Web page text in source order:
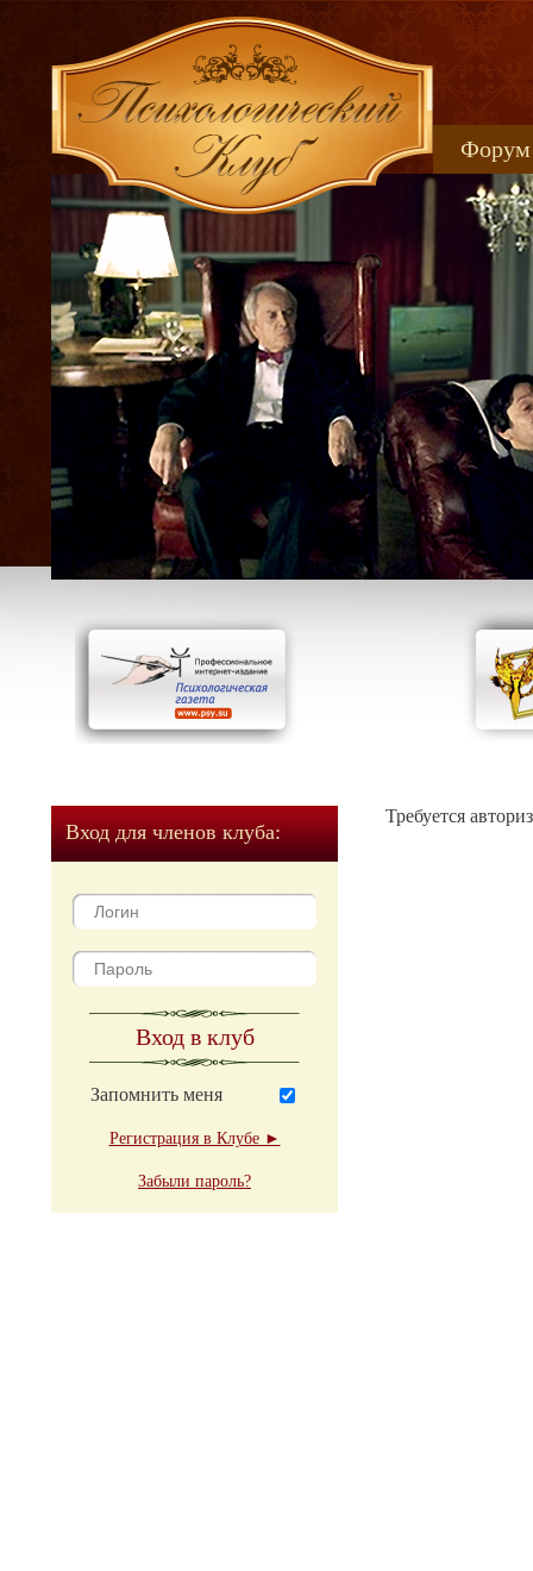
Форум
Вход для членов клуба:
Вход в клуб
Запомнить меня
Регистрация в Клубе ►
Забыли пароль?
Требуется